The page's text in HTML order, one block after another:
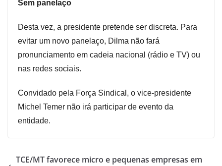
Sem panelaço
Desta vez, a presidente pretende ser discreta. Para
evitar um novo panelaço, Dilma não fará
pronunciamento em cadeia nacional (rádio e TV) ou
nas redes sociais.
Convidado pela Força Sindical, o vice-presidente
Michel Temer não irá participar de evento da
entidade.
TCE/MT favorece micro e pequenas empresas em